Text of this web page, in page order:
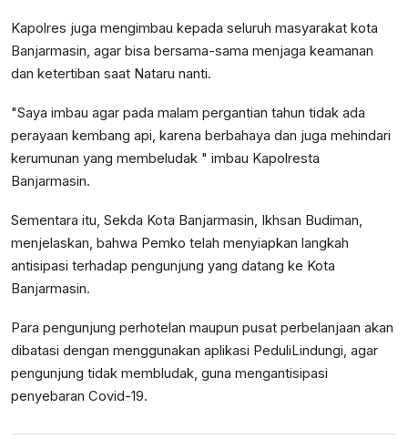
Kapolres juga mengimbau kepada seluruh masyarakat kota
Banjarmasin, agar bisa bersama-sama menjaga keamanan
dan ketertiban saat Nataru nanti.
"Saya imbau agar pada malam pergantian tahun tidak ada
perayaan kembang api, karena berbahaya dan juga mehindari
kerumunan yang membeludak " imbau Kapolresta
Banjarmasin.
Sementara itu, Sekda Kota Banjarmasin, Ikhsan Budiman,
menjelaskan, bahwa Pemko telah menyiapkan langkah
antisipasi terhadap pengunjung yang datang ke Kota
Banjarmasin.
Para pengunjung perhotelan maupun pusat perbelanjaan akan
dibatasi dengan menggunakan aplikasi PeduliLindungi, agar
pengunjung tidak membludak, guna mengantisipasi
penyebaran Covid-19.